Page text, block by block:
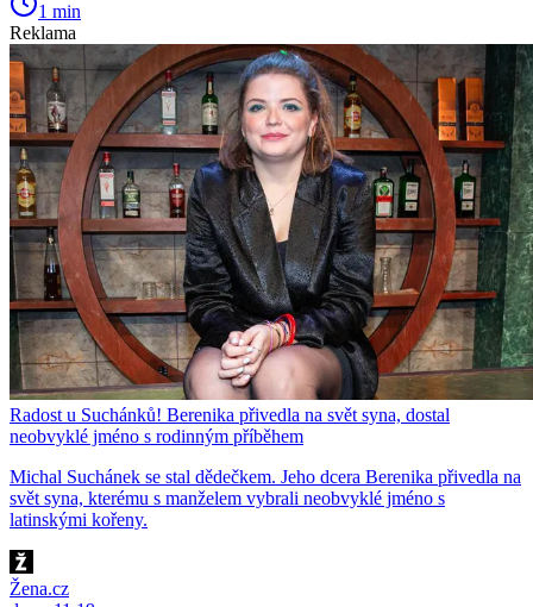
1 min
Reklama
Radost u Suchánků! Berenika přivedla na svět syna, dostal
neobvyklé jméno s rodinným příběhem
Michal Suchánek se stal dědečkem. Jeho dcera Berenika přivedla na
svět syna, kterému s manželem vybrali neobvyklé jméno s
latinskými kořeny.
Žena.cz